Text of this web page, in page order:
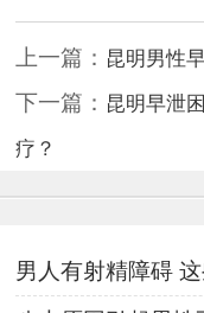
上一篇： 昆明男性
下一篇： 昆明早泄
疗？
男人有射精障碍